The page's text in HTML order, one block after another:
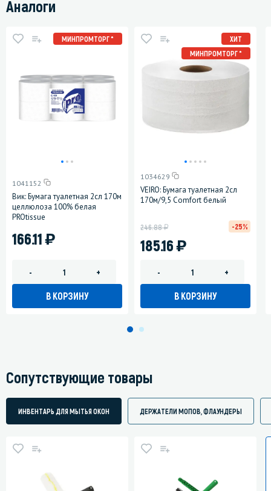
Аналоги
МИНПРОМТОРГ *
1041152
Вик: Бумага туалетная 2сл 170м
целлюлоза 100% белая
PROtissue
166.11)
- +
В КОРЗИНУ
ХИТ
МИНПРОМТОРГ *
1034629
VEIRO: Бумага туалетная 2сл
170м/9,5 Comfort белый
185.16)
246.88у -25%
- +
В КОРЗИНУ
Сопутствующие товары
ИНВЕНТАРЬ ДЛЯ МЫТЬЯ ОКОН ДЕРЖАТЕЛИ МОПОВ, ФЛАУНДЕРЫ